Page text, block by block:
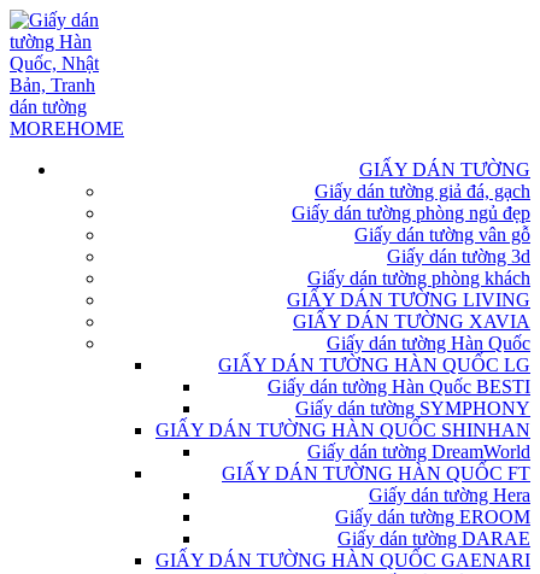
GIẤY DÁN TƯỜNG
Giấy dán tường giả đá, gạch
Giấy dán tường phòng ngủ đẹp
Giấy dán tường vân gỗ
Giấy dán tường 3d
Giấy dán tường phòng khách
GIẤY DÁN TƯỜNG LIVING
GIẤY DÁN TƯỜNG XAVIA
Giấy dán tường Hàn Quốc
GIẤY DÁN TƯỜNG HÀN QUỐC LG
Giấy dán tường Hàn Quốc BESTI
Giấy dán tường SYMPHONY
GIẤY DÁN TƯỜNG HÀN QUỐC SHINHAN
Giấy dán tường DreamWorld
GIẤY DÁN TƯỜNG HÀN QUỐC FT
Giấy dán tường Hera
Giấy dán tường EROOM
Giấy dán tường DARAE
GIẤY DÁN TƯỜNG HÀN QUỐC GAENARI